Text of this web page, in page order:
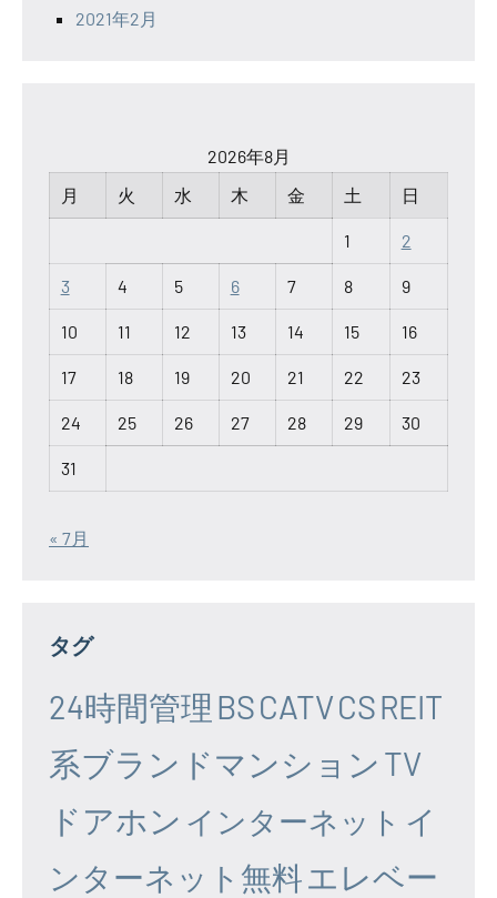
2021年2月
2026年8月
月
火 水 木 金 土 日
1 2
3 4 5 6 7 8 9
10 11 12 13 14 15 16
17 18 19 20 21 22 23
24 25 26 27 28 29 30
31
« 7月
タグ
24時間管理 BSCATVCSREIT
系ブランドマンション TV
ドアホン インターネット イ
ンターネット無料エレベー